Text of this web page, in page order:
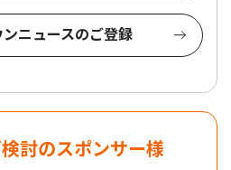
ニュースのご登録
討のスポンサー様